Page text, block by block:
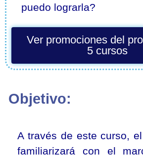
puedo lograrla?
Ver promociones del
5 cursos
Objetivo:
A través de este curso,
familiarizará con el